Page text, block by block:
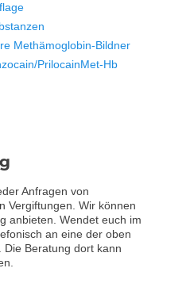
Methämoglobin-Bildner
PrilocainMet-Hb
Anfragen von
Vergiftungen. Wir können
anbieten. Wendet euch im
an eine der oben
Beratung dort kann